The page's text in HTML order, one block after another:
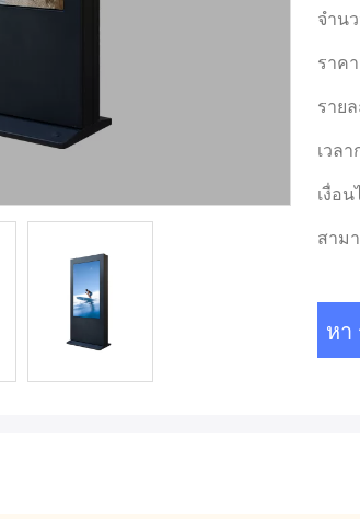
จำน
ราค
ราย
เวล
เงื่อ
สาม
หา